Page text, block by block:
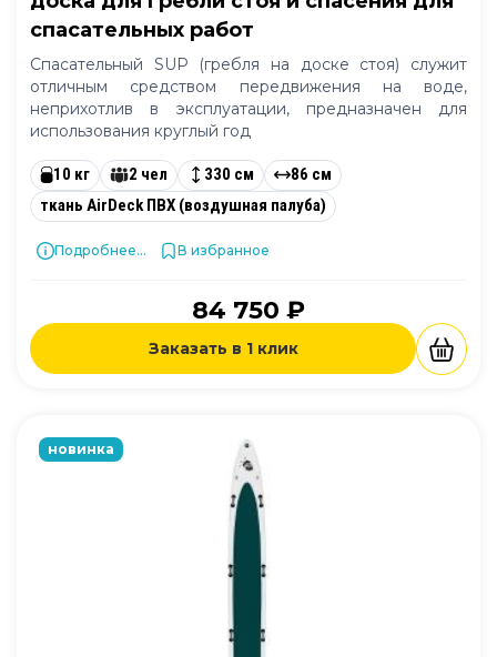
спасательных работ
Спасательный SUP (гребля на доске стоя) служит
отличным средством передвижения на воде,
неприхотлив в эксплуатации, предназначен для
использования круглый год
10 кг 2 чел 330 см
86 см
ткань AirDeck ПВХ (воздушная палуба)
Подробнее... В избранное
84 750 ₽
Заказать в 1 клик
новинка